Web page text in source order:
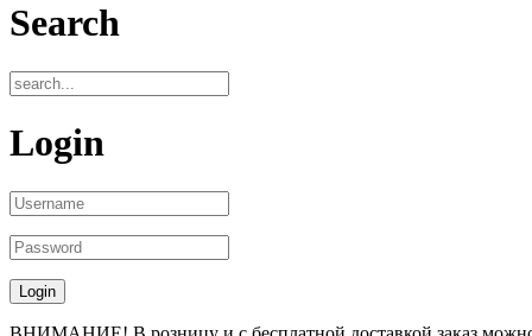
Search
Login